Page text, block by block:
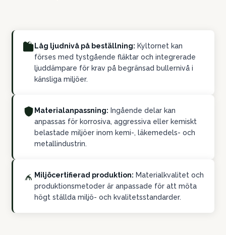
Låg ljudnivå på beställning: Kyltornet kan
förses med tystgående fläktar och integrerade
ljuddämpare för krav på begränsad bullernivå i
känsliga miljöer.
Materialanpassning: Ingående delar kan
anpassas för korrosiva, aggressiva eller kemiskt
belastade miljöer inom kemi-, läkemedels- och
metallindustrin.
Miljöcertifierad produktion: Materialkvalitet och
produktionsmetoder är anpassade för att möta
högt ställda miljö- och kvalitetsstandarder.